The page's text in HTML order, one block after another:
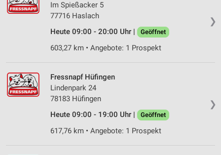
❯
Im Spießacker 5
77716 Haslach
Heute 09:00 - 20:00 Uhr |
Geöffnet
603,27 km • Angebote: 1 Prospekt
❯
Fressnapf Hüfingen
Lindenpark 24
78183 Hüfingen
Heute 09:00 - 19:00 Uhr |
Geöffnet
617,76 km • Angebote: 1 Prospekt